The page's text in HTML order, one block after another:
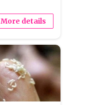
More details